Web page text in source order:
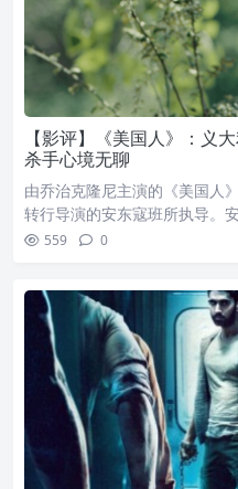
【影评】《美国人》：义
杀手心境无聊
由乔治克隆尼主演的《美国人
转行导演的安东寇班所执导。
559 0